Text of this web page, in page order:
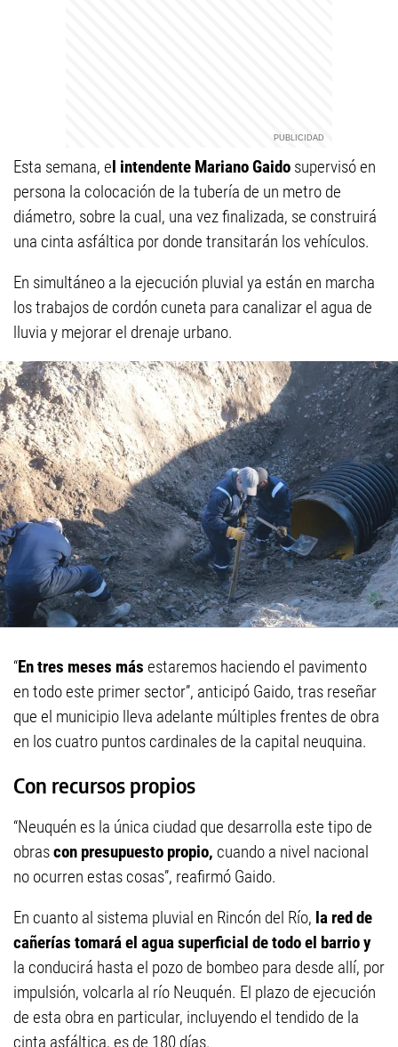
Esta semana, el intendente Mariano Gaido supervisó en
persona la colocación de la tubería de un metro de
diámetro, sobre la cual, una vez finalizada, se construirá
una cinta asfáltica por donde transitarán los vehículos.
En simultáneo a la ejecución pluvial ya están en marcha
los trabajos de cordón cuneta para canalizar el agua de
lluvia y mejorar el drenaje urbano.
“En tres meses más estaremos haciendo el pavimento
en todo este primer sector”, anticipó Gaido, tras reseñar
que el municipio lleva adelante múltiples frentes de obra
en los cuatro puntos cardinales de la capital neuquina.
Con recursos propios
“Neuquén es la única ciudad que desarrolla este tipo de
obrascon presupuesto propio, cuando a nivel nacional
no ocurren estas cosas”, reafirmó Gaido.
En cuanto al sistema pluvial en Rincón del Río, la red de
cañerías tomará el agua superficial de todo el barrio y
la conducirá hasta el pozo de bombeo para desde allí, por
impulsión, volcarla al río Neuquén. El plazo de ejecución
de esta obra en particular, incluyendo el tendido de la
cinta asfáltica, es de 180 días.